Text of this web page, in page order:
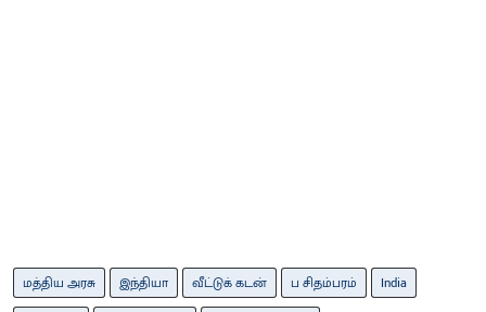
மத்திய அரசு இந்தியா வீட்டுக் கடன் ப சிதம்பரம்
India